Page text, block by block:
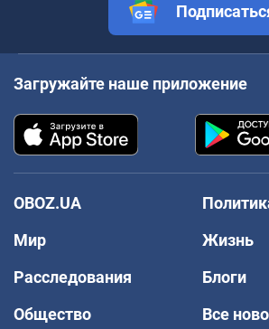
Загружайте наше приложение
OBOZ.UA
Мир
Жизнь
Расследования
Блоги
Общество
Все